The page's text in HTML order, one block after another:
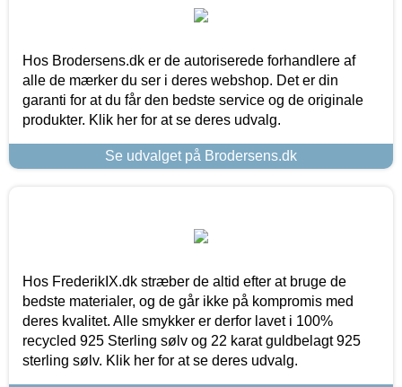
Hos Brodersens.dk er de autoriserede forhandlere af
alle de mærker du ser i deres webshop. Det er din
garanti for at du får den bedste service og de originale
produkter. Klik her for at se deres udvalg.
Se udvalget på Brodersens.dk
Hos FrederikIX.dk stræber de altid efter at bruge de
bedste materialer, og de går ikke på kompromis med
deres kvalitet. Alle smykker er derfor lavet i 100%
recycled 925 Sterling sølv og 22 karat guldbelagt 925
sterling sølv. Klik her for at se deres udvalg.